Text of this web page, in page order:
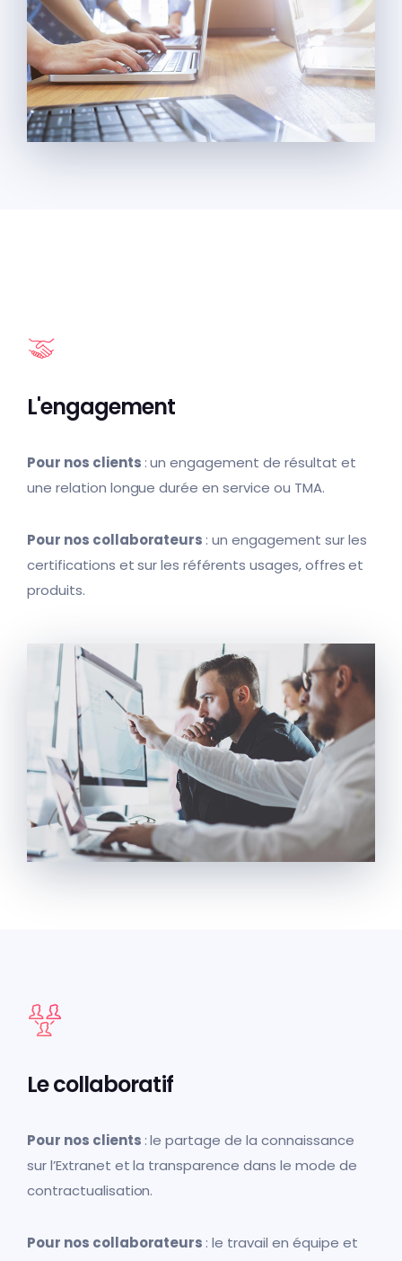
L'engagement
Pour nos clients : un engagement de résultat et
une relation longue durée en service ou TMA.
Pour nos collaborateurs : un engagement sur les
certifications et sur les référents usages, offres et
produits.
Le collaboratif
Pour nos clients : le partage de la connaissance
sur l’Extranet et la transparence dans le mode de
contractualisation.
Pour nos collaborateurs : le travail en équipe et